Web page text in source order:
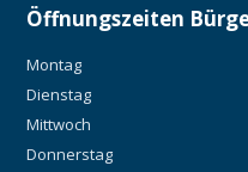
Öffnungszeiten
Montag
Dienstag
Mittwoch
Donnerstag